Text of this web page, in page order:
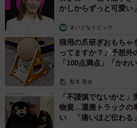
かしからずっと可愛い」
まいどなトピック
猫用の爪研ぎおもち
ってますか？」予想
「100点満点」「かわ
梨木 香奈
「不謹慎でないかと
物資…運搬トラックの
い 「痛いほど伝わる